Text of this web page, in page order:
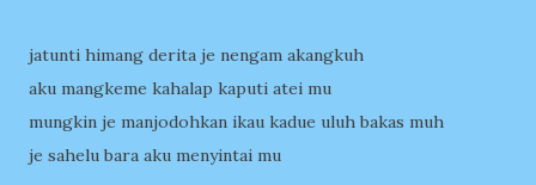
jatunti himang derita je nengam akangkuh
aku mangkeme kahalap kaputi atei mu
mungkin je manjodohkan ikau kadue uluh bakas muh
je sahelu bara aku menyintai mu